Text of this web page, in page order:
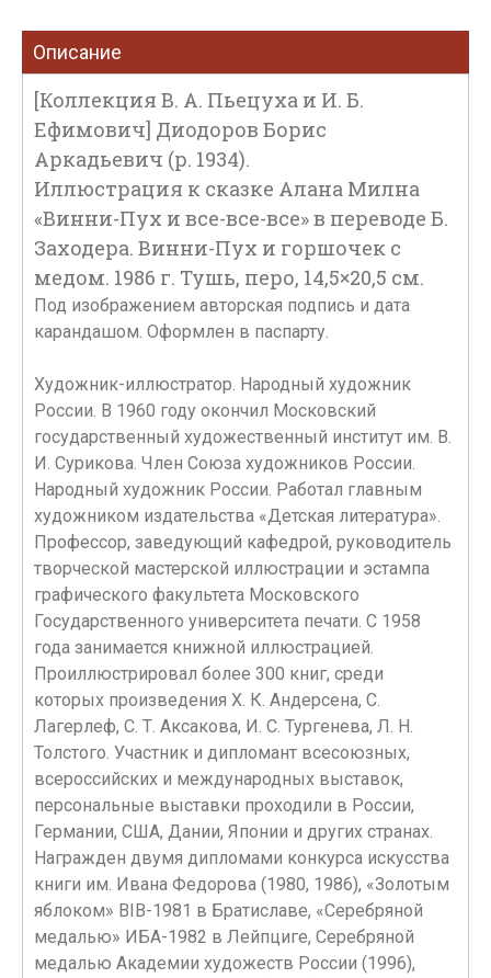
Описание
[Коллекция В. А. Пьецуха и И. Б.
Ефимович] Диодоров Борис
Аркадьевич (р. 1934).
Иллюстрация к сказке Алана Милна
«Винни-Пух и все-все-все» в переводе Б.
Заходера. Винни-Пух и горшочек с
медом. 1986 г. Тушь, перо, 14,5×20,5 см.
Под изображением авторская подпись и дата
карандашом. Оформлен в паспарту.
Художник-иллюстратор. Народный художник
России. В 1960 году окончил Московский
государственный художественный институт им. В.
И. Сурикова. Член Союза художников России.
Народный художник России. Работал главным
художником издательства «Детская литература».
Профессор, заведующий кафедрой, руководитель
творческой мастерской иллюстрации и эстампа
графического факультета Московского
Государственного университета печати. С 1958
года занимается книжной иллюстрацией.
Проиллюстрировал более 300 книг, среди
которых произведения X. К. Андерсена, С.
Лагерлеф, С. Т. Аксакова, И. С. Тургенева, Л. Н.
Толстого. Участник и дипломант всесоюзных,
всероссийских и международных выставок,
персональные выставки проходили в России,
Германии, США, Дании, Японии и других странах.
Награжден двумя дипломами конкурса искусства
книги им. Ивана Федорова (1980, 1986), «Золотым
яблоком» BIB-1981 в Братиславе, «Серебряной
медалью» ИБА-1982 в Лейпциге, Серебряной
медалью Академии художеств России (1996),